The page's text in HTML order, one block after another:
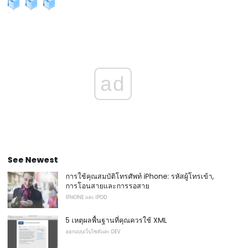
ad
See Newest
การใช้คุณสมบัติโทรศัพท์ iPhone: รหัสผู้โทรเข้า,
การโอนสายและการรอสาย
IPHONE และ IPOD
5 เหตุผลพื้นฐานที่คุณควรใช้ XML
ออกแบบเว็บไซต์และ DEV